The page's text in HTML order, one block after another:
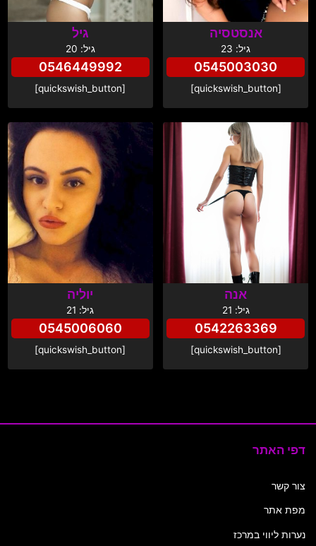
אנסטסיה
גיל: 23
0545003030
[quickswish_button]
גיל
גיל: 20
0546449992
[quickswish_button]
אנה
גיל: 21
0542263369
[quickswish_button]
יוליה
גיל: 21
0545006060
[quickswish_button]
דפי האתר
צור קשר
מפת אתר
נערות ליווי במרכז